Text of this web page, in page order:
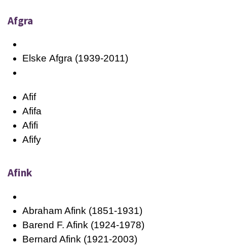
Afgra
Elske Afgra (1939-2011)
Afif
Afifa
Afifi
Afify
Afink
Abraham Afink (1851-1931)
Barend F. Afink (1924-1978)
Bernard Afink (1921-2003)